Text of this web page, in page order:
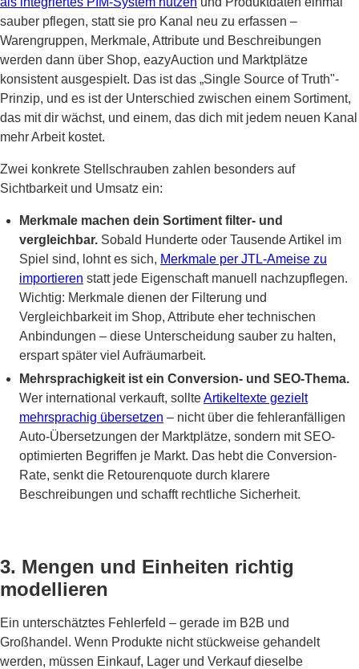
sauber pflegen, statt sie pro Kanal neu zu erfassen –
Warengruppen, Merkmale, Attribute und Beschreibungen
werden dann über Shop, eazyAuction und Marktplätze
konsistent ausgespielt. Das ist das „Single Source of Truth"-
Prinzip, und es ist der Unterschied zwischen einem Sortiment,
das mit dir wächst, und einem, das dich mit jedem neuen Kanal
mehr Arbeit kostet.
Zwei konkrete Stellschrauben zahlen besonders auf
Sichtbarkeit und Umsatz ein:
Merkmale machen dein Sortiment filter- und
vergleichbar. Sobald Hunderte oder Tausende Artikel im
Spiel sind, lohnt es sich, Merkmale per JTL-Ameise zu
importieren statt jede Eigenschaft manuell nachzupflegen.
Wichtig: Merkmale dienen der Filterung und
Vergleichbarkeit im Shop, Attribute eher technischen
Anbindungen – diese Unterscheidung sauber zu halten,
erspart später viel Aufräumarbeit.
Mehrsprachigkeit ist ein Conversion- und SEO-Thema.
Wer international verkauft, sollteArtikeltexte gezielt
mehrsprachig übersetzen – nicht über die fehleranfälligen
Auto-Übersetzungen der Marktplätze, sondern mit SEO-
optimierten Begriffen je Markt. Das hebt die Conversion-
Rate, senkt die Retourenquote durch klarere
Beschreibungen und schafft rechtliche Sicherheit.
3. Mengen und Einheiten richtig
modellieren
Ein unterschätztes Fehlerfeld – gerade im B2B und
Großhandel. Wenn Produkte nicht stückweise gehandelt
werden, müssen Einkauf, Lager und Verkauf dieselbe